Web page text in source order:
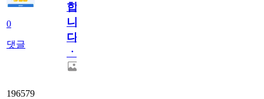
0
댓글
합
니
다
ㆍ
196579